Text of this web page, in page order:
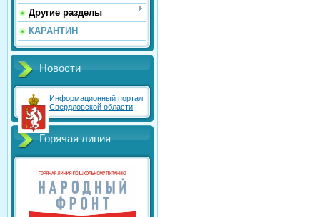
Другие разделы
КАРАНТИН
Новости
Информационный портал
Свердловской области
Горячая линия